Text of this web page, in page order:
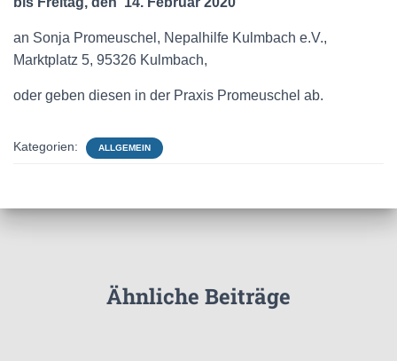
an Sonja Promeuschel, Nepalhilfe Kulmbach e.V.,
Marktplatz 5, 95326 Kulmbach,
oder geben diesen in der Praxis Promeuschel ab.
Kategorien: ALLGEMEIN
Ähnliche Beiträge